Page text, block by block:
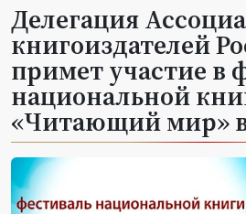
Делегация
книгоиздателей
примет участие в
национальной
«Читающий мир»